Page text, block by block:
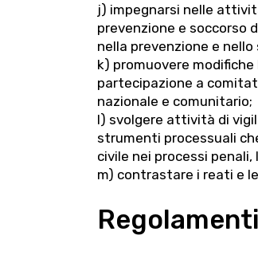
j) impegnarsi nelle
prevenzione e soccorso
nella prevenzione e
k) promuovere
partecipazione a
nazionale e comunitario;
l) svolgere attività di
strumenti processuali
civile nei processi
m) contrastare i reati e
Regolamenti